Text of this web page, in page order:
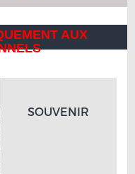
AUX
SOUVENIR